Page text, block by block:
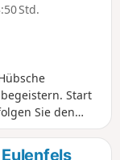
Std.
Start
Sie den